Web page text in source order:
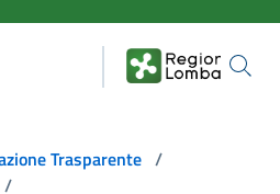
Trasparente /
/